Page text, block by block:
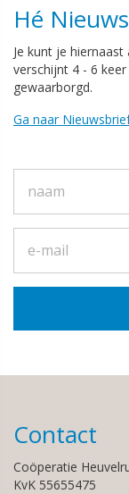
Hé
Je kunt je
verschijnt 4 - 6
gewaarborgd.
Ga naar
Contact
Coöperatie
KvK 55655475